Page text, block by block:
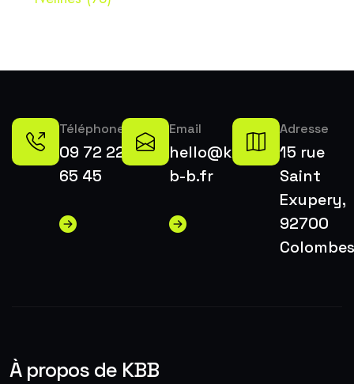
Téléphone
09 72 22
65 45
Email
hello@k-
b-b.fr
Adresse
15 rue
Saint
Exupery,
92700
Colombes
À propos de KBB